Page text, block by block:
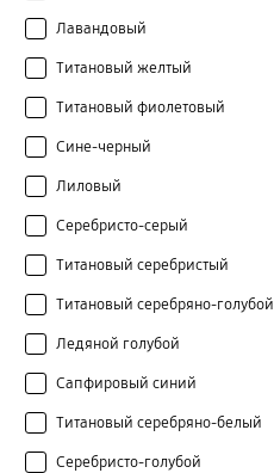
Лавандовый
Титановый желтый
Титановый фиолетовый
Сине-черный
Лиловый
Серебристо-серый
Титановый серебристый
Титановый серебряно-голубой
Ледяной голубой
Сапфировый синий
Титановый серебряно-белый
Серебристо-голубой